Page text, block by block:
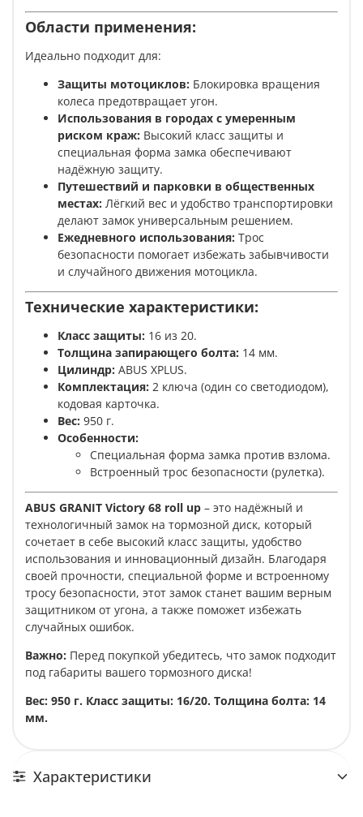
Области применения:
Идеально подходит для:
Защиты мотоциклов: Блокировка вращения
колеса предотвращает угон.
Использования в городах с умеренным
риском краж: Высокий класс защиты и
специальная форма замка обеспечивают
надёжную защиту.
Путешествий и парковки в общественных
местах: Лёгкий вес и удобство транспортировки
делают замок универсальным решением.
Ежедневного использования: Трос
безопасности помогает избежать забывчивости
и случайного движения мотоцикла.
Технические характеристики:
Класс защиты: 16 из 20.
Толщина запирающего болта: 14 мм.
Цилиндр: ABUS XPLUS.
Комплектация: 2 ключа (один со светодиодом),
кодовая карточка.
Вес: 950 г.
Особенности:
Специальная форма замка против взлома.
Встроенный трос безопасности (рулетка).
ABUS GRANIT Victory 68 roll up – это надёжный и
технологичный замок на тормозной диск, который
сочетает в себе высокий класс защиты, удобство
использования и инновационный дизайн. Благодаря
своей прочности, специальной форме и встроенному
тросу безопасности, этот замок станет вашим верным
защитником от угона, а также поможет избежать
случайных ошибок.
Важно: Перед покупкой убедитесь, что замок подходит
под габариты вашего тормозного диска!
Вес: 950 г. Класс защиты: 16/20. Толщина болта: 14
мм.
Характеристики